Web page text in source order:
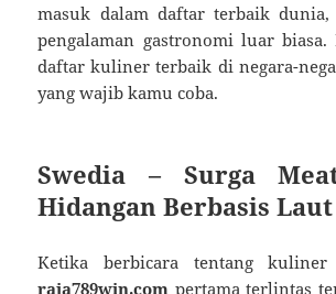
masuk dalam daftar terbaik dunia,
pengalaman gastronomi luar
daftar kuliner terbaik di negara-
yang wajib kamu coba.
Swedia – Surga
Hidangan Berbasis Laut
Ketika berbicara tentang kuliner
raja789win.com pertama terlintas